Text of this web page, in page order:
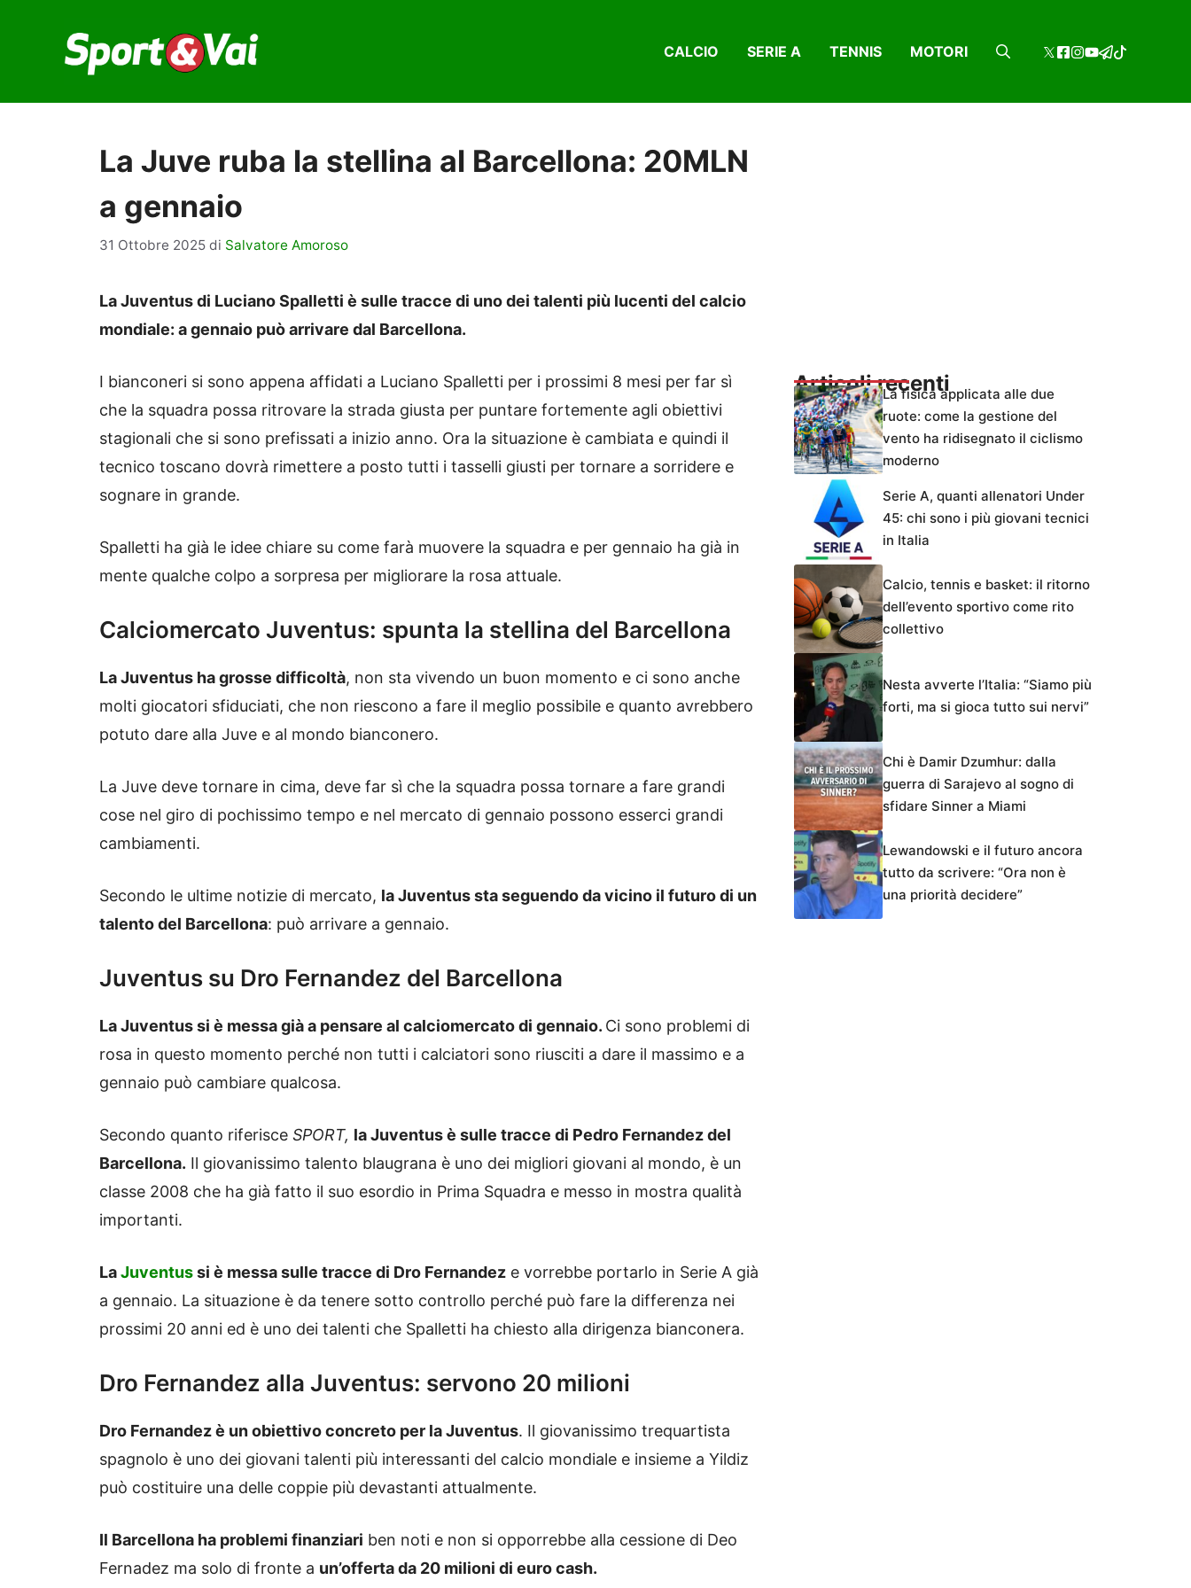
contenuto
CALCIO SERIE A TENNIS MOTORI
La Juve ruba la stellina al Barcellona: 20MLN
a gennaio
31 Ottobre 2025 di Salvatore Amoroso
La Juventus di Luciano Spalletti è sulle tracce di uno dei talenti più lucenti del calcio
mondiale: a gennaio può arrivare dal Barcellona.
I bianconeri si sono appena affidati a Luciano Spalletti per i prossimi 8 mesi per far sì
che la squadra possa ritrovare la strada giusta per puntare fortemente agli obiettivi
stagionali che si sono prefissati a inizio anno. Ora la situazione è cambiata e quindi il
tecnico toscano dovrà rimettere a posto tutti i tasselli giusti per tornare a sorridere e
sognare in grande.
Spalletti ha già le idee chiare su come farà muovere la squadra e per gennaio ha già in
mente qualche colpo a sorpresa per migliorare la rosa attuale.
Calciomercato Juventus: spunta la stellina del Barcellona
La Juventus ha grosse difficoltà, non sta vivendo un buon momento e ci sono anche
molti giocatori sfiduciati, che non riescono a fare il meglio possibile e quanto avrebbero
potuto dare alla Juve e al mondo bianconero.
La Juve deve tornare in cima, deve far sì che la squadra possa tornare a fare grandi
cose nel giro di pochissimo tempo e nel mercato di gennaio possono esserci grandi
cambiamenti.
Secondo le ultime notizie di mercato, la Juventus sta seguendo da vicino il futuro di un
talento del Barcellona: può arrivare a gennaio.
Juventus su Dro Fernandez del Barcellona
La Juventus si è messa già a pensare al calciomercato di gennaio. Ci sono problemi di
rosa in questo momento perché non tutti i calciatori sono riusciti a dare il massimo e a
gennaio può cambiare qualcosa.
Secondo quanto riferisce SPORT, la Juventus è sulle tracce di Pedro Fernandez del
Barcellona. Il giovanissimo talento blaugrana è uno dei migliori giovani al mondo, è un
classe 2008 che ha già fatto il suo esordio in Prima Squadra e messo in mostra qualità
importanti.
LaJuventussi è messa sulle tracce di Dro Fernandez e vorrebbe portarlo in Serie A già
a gennaio. La situazione è da tenere sotto controllo perché può fare la differenza nei
prossimi 20 anni ed è uno dei talenti che Spalletti ha chiesto alla dirigenza bianconera.
Dro Fernandez alla Juventus: servono 20 milioni
Dro Fernandez è un obiettivo concreto per la Juventus. Il giovanissimo trequartista
spagnolo è uno dei giovani talenti più interessanti del calcio mondiale e insieme a Yildiz
può costituire una delle coppie più devastanti attualmente.
Il Barcellona ha problemi finanziari ben noti e non si opporrebbe alla cessione di Deo
Fernadez ma solo di fronte a un’offerta da 20 milioni di euro cash.
Articoli recentiLa fisica applicata alle due
ruote: come la gestione del
vento ha ridisegnato il ciclismo
moderno
Serie A, quanti allenatori Under
45: chi sono i più giovani tecnici
in Italia
Calcio, tennis e basket: il ritorno
dell’evento sportivo come rito
collettivo
Nesta avverte l’Italia: “Siamo più
forti, ma si gioca tutto sui nervi”
Chi è Damir Dzumhur: dalla
guerra di Sarajevo al sogno di
sfidare Sinner a Miami
Lewandowski e il futuro ancora
tutto da scrivere: “Ora non è
una priorità decidere”